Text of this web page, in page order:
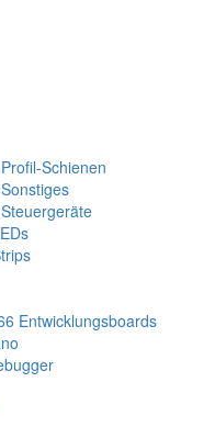
Schienen
Entwicklungsboards